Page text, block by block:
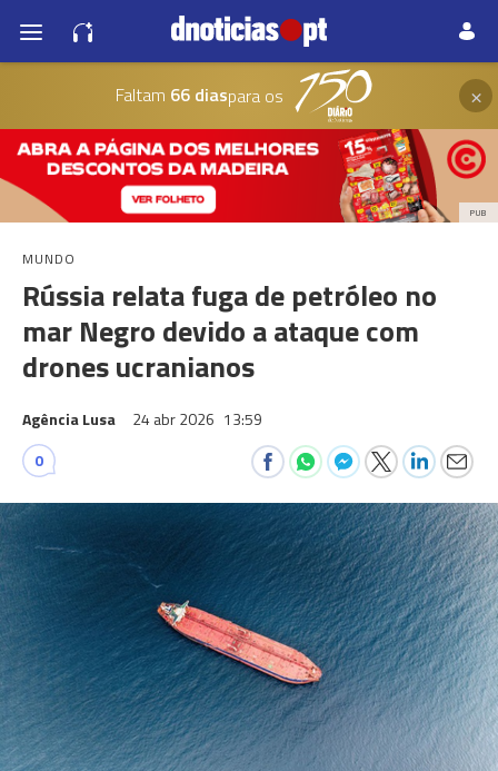
Faltam 66 diaspara os ×
PUB
MUNDO
Rússia relata fuga de petróleo no
mar Negro devido a ataque com
drones ucranianos
Agência Lusa 24 abr 2026 13:59
0